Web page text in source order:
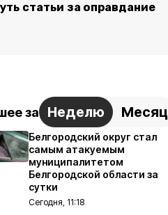
статьи за оправдание
за Неделю Месяц
Белгородский округ стал
самым атакуемым
муниципалитетом
Белгородской области за
сутки
Сегодня, 11:18